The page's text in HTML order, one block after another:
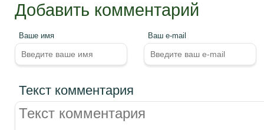
Добавить комментарий
Ваше имя Ваш e-mail
Текст комментария